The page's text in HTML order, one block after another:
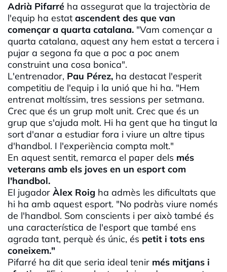
Adrià Pifarré ha assegurat que la trajectòria de
l'equip ha estat ascendent des que van
començar a quarta catalana. "Vam començar a
quarta catalana, aquest any hem estat a tercera i
pujar a segona fa que a poc a poc anem
construint una cosa bonica".
L'entrenador, Pau Pérez, ha destacat l'esperit
competitiu de l'equip i la unió que hi ha. "Hem
entrenat moltíssim, tres sessions per setmana.
Crec que és un grup molt unit. Crec que és un
grup que s'ajuda molt. Hi ha gent que ha tingut la
sort d'anar a estudiar fora i viure un altre tipus
d'handbol. I l'experiència compta molt."
En aquest sentit, remarca el paper dels més
veterans amb els joves en un esport com
l'handbol.
El jugador Àlex Roig ha admès les dificultats que
hi ha amb aquest esport. "No podràs viure només
de l'handbol. Som conscients i per això també és
una característica de l'esport que també ens
agrada tant, perquè és únic, és petit i tots ens
coneixem."
Pifarré ha dit que seria ideal tenir més mitjans i